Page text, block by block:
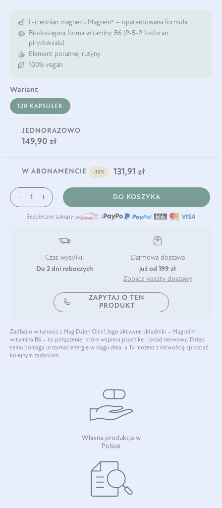
L-treonian magnezu Magtein® – opatentowana formuła
Biodostępna forma witaminy B6 (P-5-P fosforan
pirydoksalu)
Element porannej rutyny
100% vegan
wariant
120 KAPSUŁEK
JEDNORAZOWO
149,90 zł
W ABONAMENCIE -12% 131,91 zł
DO KOSZYKA
Bezpieczne zakupy:
Czas wysyłki:
Do 2 dni roboczych
Darmowa dostawa
już od 199 zł
Zobacz koszty dostawy
ZAPYTAJ O TEN
PRODUKT
Zadbaj o witalność z Mag Dzień Olini! Jego aktywne składniki – Magtein® i
witamina B6 – to połączenie, które wspiera psychikę i układ nerwowy. Dzięki
temu pomaga utrzymać energię w ciągu dnia, a Ty możesz z łatwością sprostać
kolejnym zadaniom.
Własna produkcja w
Polsce